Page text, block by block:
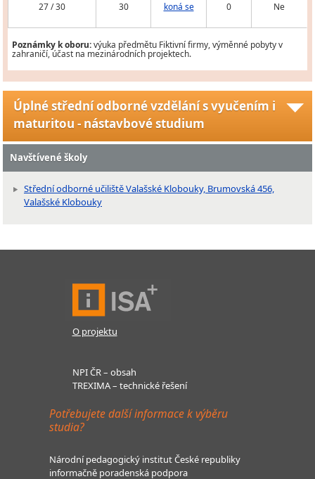
27 / 30 30 koná se 0 Ne
Poznámky k oboru:výuka předmětu Fiktivní firmy, výměnné pobyty v
zahraničí, účast na mezinárodních projektech.
Úplné střední odborné vzdělání s vyučením i
maturitou - nástavbové studium
Navštívené školy
Střední odborné učiliště Valašské Klobouky, Brumovská 456,
Valašské Klobouky
O projektu
NPI ČR – obsah
TREXIMA – technické řešení
Potřebujete další informace k výběru
studia?
Národní pedagogický institut České republiky
informačně poradenská podpora